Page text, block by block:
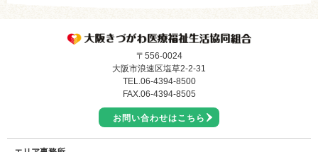
〒556-0024
大阪市浪速区塩草2-2-31
TEL.06-4394-8500
FAX.06-4394-8505
お問い合わせはこちら